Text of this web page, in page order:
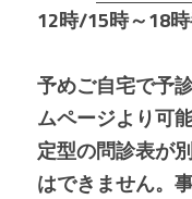
12時/15時～18時
予めご自宅で予
ムページより可
定型の問診表が
はできません。